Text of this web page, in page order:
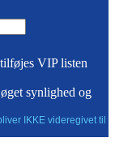
VIP listen
synlighed og
IKKE videregivet til